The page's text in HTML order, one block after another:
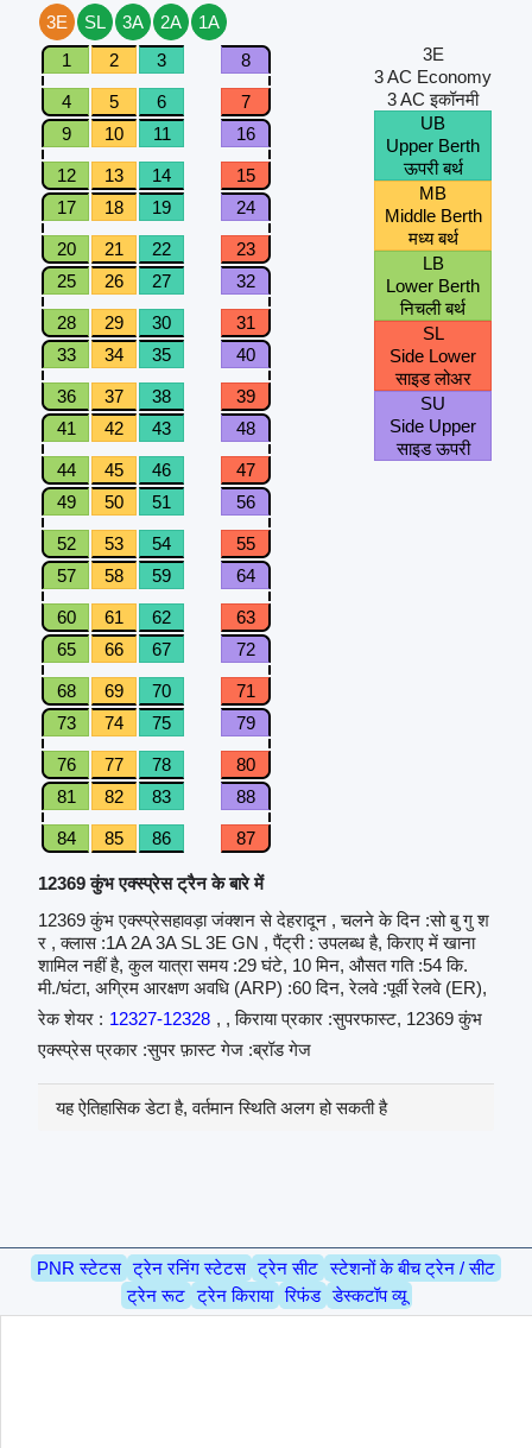
3E SL 3A 2A
1A
1
2 3 8
4 5 6
7
9
10 11 16
12 13 14
15
17
18 19 24
20 21 22
23
25
26 27 32
28 29 30
31
33
34 35 40
36 37 38
39
41
42 43 48
44 45 46
47
49
50 51 56
52 53 54
55
57
58 59 64
60 61 62
63
65
66 67 72
68 69 70
71
73
74 75 79
76 77 78
80
81
82 83 88
84 85 86 87
3E
3 AC Economy
3 AC इकॉनमी
UB
Upper Berth
ऊपरी बर्थ
MB
Middle Berth
मध्य बर्थ
LB
Lower Berth
निचली बर्थ
SL
Side Lower
साइड लोअर
SU
Side Upper
साइड ऊपरी
12369 कुंभ एक्स्प्रेस ट्रैन के बारे में
12369 कुंभ एक्स्प्रेसहावड़ा जंक्शन से देहरादून , चलने के दिन :सो बु गु श
र , क्लास :1A 2A 3A SL 3E GN , पैंट्री : उपलब्ध है, किराए में खाना
शामिल नहीं है, कुल यात्रा समय :29 घंटे, 10 मिन, औसत गति :54 कि.
मी./घंटा, अग्रिम आरक्षण अवधि (ARP) :60 दिन, रेलवे :पूर्वी रेलवे (ER),
रेक शेयर : 12327-12328 , , किराया प्रकार :सुपरफास्ट, 12369 कुंभ
एक्स्प्रेस प्रकार :सुपर फ़ास्ट गेज :ब्रॉड गेज
यह ऐतिहासिक डेटा है, वर्तमान स्थिति अलग हो सकती है
PNR स्टेटस ट्रेन रनिंग स्टेटस ट्रेन सीट स्टेशनों के बीच ट्रेन / सीट
ट्रेन रूट ट्रेन किराया रिफंड डेस्कटॉप व्यू